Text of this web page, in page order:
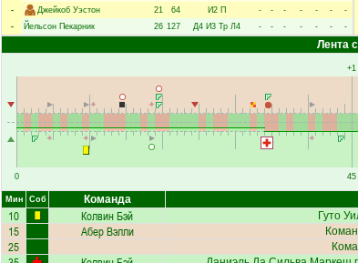
-
Джейкоб Уэстон 21 64 И2 П - - - - - -
-
-
Йельсон Пекарник 26 127 Д4 И3 Тр Л4 - - - - - - -
Лента
0
+1
45
Мин Соб Команда
10 Колвин Бэй Гуто
15 Абер Вэлли
25